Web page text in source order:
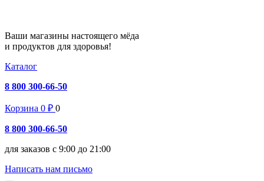
Ваши магазины настоящего мёда
и продуктов для здоровья!
Каталог
8 800 300-66-50
Корзина 0 ₽ 0
8 800 300-66-50
для заказов с 9:00 до 21:00
Написать нам письмо